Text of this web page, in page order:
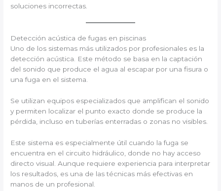
soluciones incorrectas.
Detección acústica de fugas en piscinas
Uno de los sistemas más utilizados por profesionales es la
detección acústica. Este método se basa en la captación
del sonido que produce el agua al escapar por una fisura o
una fuga en el sistema.
Se utilizan equipos especializados que amplifican el sonido
y permiten localizar el punto exacto donde se produce la
pérdida, incluso en tuberías enterradas o zonas no visibles.
Este sistema es especialmente útil cuando la fuga se
encuentra en el circuito hidráulico, donde no hay acceso
directo visual. Aunque requiere experiencia para interpretar
los resultados, es una de las técnicas más efectivas en
manos de un profesional.